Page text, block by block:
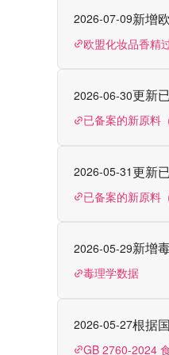
2026-07-09新增
欧盟化妆品香精
2026-06-30更新
已备案的新原料
2026-05-31更新
已备案的新原料
2026-05-29新增
毒理学数据
2026-05-27根据
GB 2760-2024